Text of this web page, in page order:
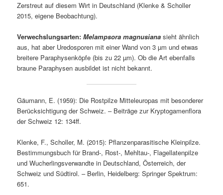
Zerstreut auf diesem Wirt in Deutschland (Klenke & Scholler
2015, eigene Beobachtung).
Verwechslungsarten:Melampsora magnusianasieht ähnlich
aus, hat aber Uredosporen mit einer Wand von 3 µm und etwas
breitere Paraphysenköpfe (bis zu 22 µm). Ob die Art ebenfalls
braune Paraphysen ausbildet ist nicht bekannt.
Gäumann, E. (1959): Die Rostpilze Mitteleuropas mit besonderer
Berücksichtigung der Schweiz. – Beiträge zur Kryptogamenflora
der Schweiz 12: 134ff.
Klenke, F., Scholler, M. (2015): Pflanzenparasitische Kleinpilze.
Bestimmungsbuch für Brand-, Rost-, Mehltau-, Flagellatenpilze
und Wucherlingsverwandte in Deutschland, Österreich, der
Schweiz und Südtirol. – Berlin, Heidelberg: Springer Spektrum:
651.